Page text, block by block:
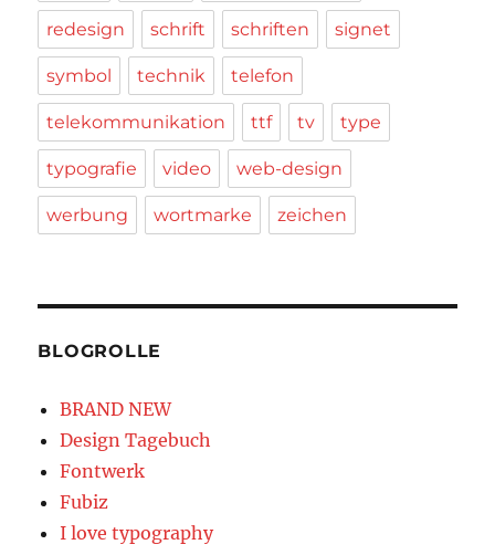
redesign schrift schriften signet
symbol technik telefon
telekommunikation ttf tv type
typografie video web-design
werbung wortmarke zeichen
BLOGROLLE
BRAND NEW
Design Tagebuch
Fontwerk
Fubiz
I love typography